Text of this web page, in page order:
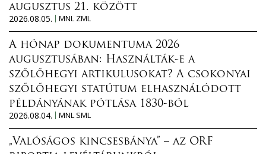
augusztus 21. között
2026.08.05.
MNL ZML
A hónap dokumentuma 2026
augusztusában: Használták-e a
szőlőhegyi artikulusokat? A csokonyai
szőlőhegyi statútum elhasználódott
példányának pótlása 1830-ból
2026.08.04.
MNL SML
„Valóságos kincsesbánya” – az ORF